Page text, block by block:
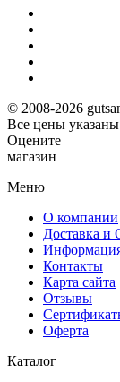
© 2008-2026
Все цены
Оцените
магазин
Меню
О компании
Доставка и
Контакты
Карта сайта
Отзывы
Оферта
Каталог